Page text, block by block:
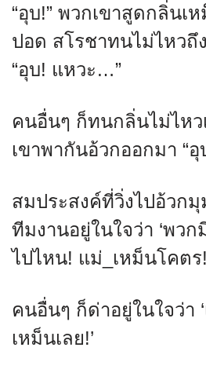
“อุบ!” พวกเขาสูดกลิ่นเ
ปอด สโรชาทนไม่ไหวถึ
“อุบ! แหวะ…”
คนอื่นๆ ก็ทนกลิ่นไม่ไห
เขาพากันอ้วกออกมา “
สมประสงค์ที่วิ่งไปอ้วก
ทีมงานอยู่ในใจว่า ‘พวก
ไปไหน! แม่_เหม็นโคตร
คนอื่นๆ ก็ด่าอยู่ในใจว่า
เหม็นเลย!’